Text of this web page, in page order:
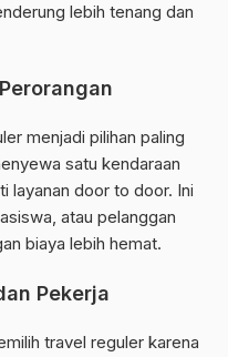
lebih tenang dan
menjadi pilihan paling
satu kendaraan
layanan door to door. Ini
atau pelanggan
biaya lebih hemat.
Pekerja
travel reguler karena